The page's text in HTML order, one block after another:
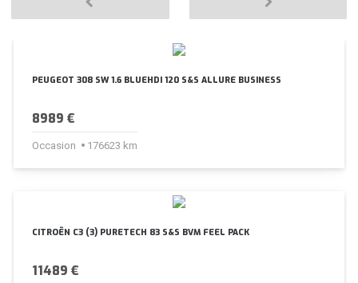
PEUGEOT
PEUGEOT 308 SW 1.6 BLUEHDI 120 S&S ALLURE BUSINESS
8989 €
Occasion 176623 km
CITROËN C3 (3) PURETECH 83 S&S BVM FEEL PACK
11489 €